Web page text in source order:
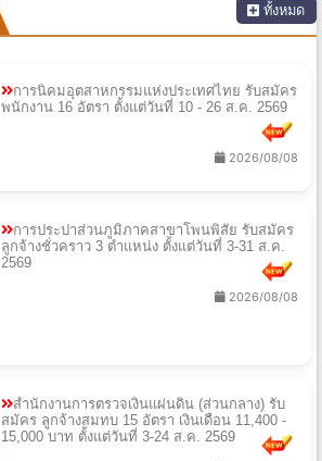
ทั้งหมด
การนิคมอุตสาหกรรมแห่งประเทศไทย รับสมัคร
พนักงาน 16 อัตรา ตั้งแต่วันที่ 10 - 26 ส.ค. 2569
2026/08/08
การประปาส่วนภูมิภาคสาขาโพนพิสัย รับสมัคร
ลูกจ้างชั่วคราว 3 ตำแหน่ง ตั้งแต่วันที่ 3-31 ส.ค.
2569
2026/08/08
สำนักงานการตรวจเงินแผ่นดิน (ส่วนกลาง) รับ
สมัคร ลูกจ้างสมทบ 15 อัตรา เงินเดือน 11,400 -
15,000 บาท ตั้งแต่วันที่ 3-24 ส.ค. 2569